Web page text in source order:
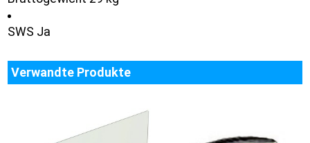
SWS Ja
Verwandte Produkte